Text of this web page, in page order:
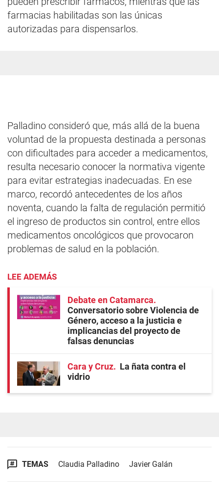
farmacias habilitadas son las únicas
autorizadas para dispensarlos.
Palladino consideró que, más allá de la buena
voluntad de la propuesta destinada a personas
con dificultades para acceder a medicamentos,
resulta necesario conocer la normativa vigente
para evitar estrategias inadecuadas. En ese
marco, recordó antecedentes de los años
noventa, cuando la falta de regulación permitió
el ingreso de productos sin control, entre ellos
medicamentos oncológicos que provocaron
problemas de salud en la población.
LEE ADEMÁS
Debate en Catamarca
Conversatorio sobre Violencia de
Género, acceso a la justicia e
implicancias del proyecto de
falsas denuncias
Cara y Cruz
La ñata contra el
vidrio
TEMAS Claudia Palladino Javier Galán